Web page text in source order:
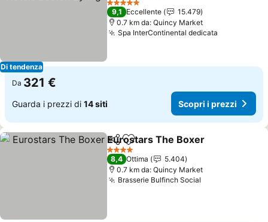
Di tendenza
5 Stelle
9,1 Eccellente
15.479
0.7 km da: Quincy Market
Spa InterContinental dedicata
Da 321 €
Guarda i prezzi di 14 siti Scopri i prezzi
CondividiAggiungi ai preferiti
Eurostars The Boxer
4 Stelle
8,4 Ottima
5.404
0.7 km da: Quincy Market
Brasserie Bulfinch Social